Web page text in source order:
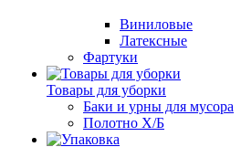
Виниловые
Латексные
Фартуки
Товары для уборки
Баки и урны для мусора
Полотно Х/Б